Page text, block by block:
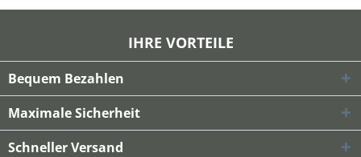
IHRE VORTEILE
Bequem Bezahlen
Maximale Sicherheit
Schneller Versand